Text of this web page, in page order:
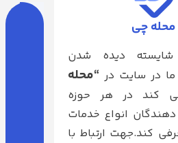
محله چی
دیده شدن
در سایت در“محله
در هر حوزه
انواع خدمات
کند.جهت ارتباط با